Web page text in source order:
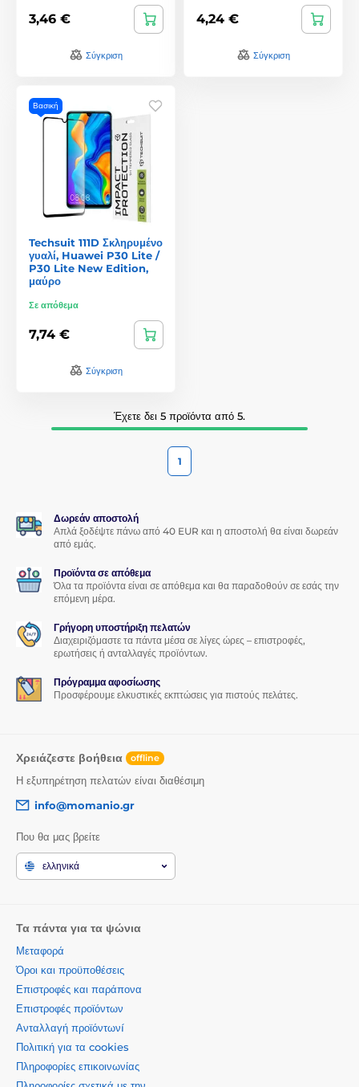
3,46 €
Σύγκριση
4,24 €
Σύγκριση
Βασική
Techsuit 111D Σκληρυμένο
γυαλί, Huawei P30 Lite /
P30 Lite New Edition,
μαύρο
Σε απόθεμα
7,74 €
Σύγκριση
Έχετε δει 5 προϊόντα από 5.
1
Δωρεάν αποστολή
Απλά ξοδέψτε πάνω από 40 EUR και η αποστολή θα είναι δωρεάν
από εμάς.
Προϊόντα σε απόθεμα
Όλα τα προϊόντα είναι σε απόθεμα και θα παραδοθούν σε εσάς την
επόμενη μέρα.
Γρήγορη υποστήριξη πελατών
Διαχειριζόμαστε τα πάντα μέσα σε λίγες ώρες – επιστροφές,
ερωτήσεις ή ανταλλαγές προϊόντων.
Πρόγραμμα αφοσίωσης
Προσφέρουμε ελκυστικές εκπτώσεις για πιστούς πελάτες.
Χρειάζεστε βοήθεια offline
Η εξυπηρέτηση πελατών είναι διαθέσιμη
info@momanio.gr
Που θα μας βρείτε
ελληνικά
Τα πάντα για τα ψώνια
Μεταφορά
Όροι και προϋποθέσεις
Επιστροφές και παράπονα
Επιστροφές προϊόντων
Ανταλλαγή προϊόντωνí
Πολιτική για τα cookies
Πληροφορίες επικοινωνίας